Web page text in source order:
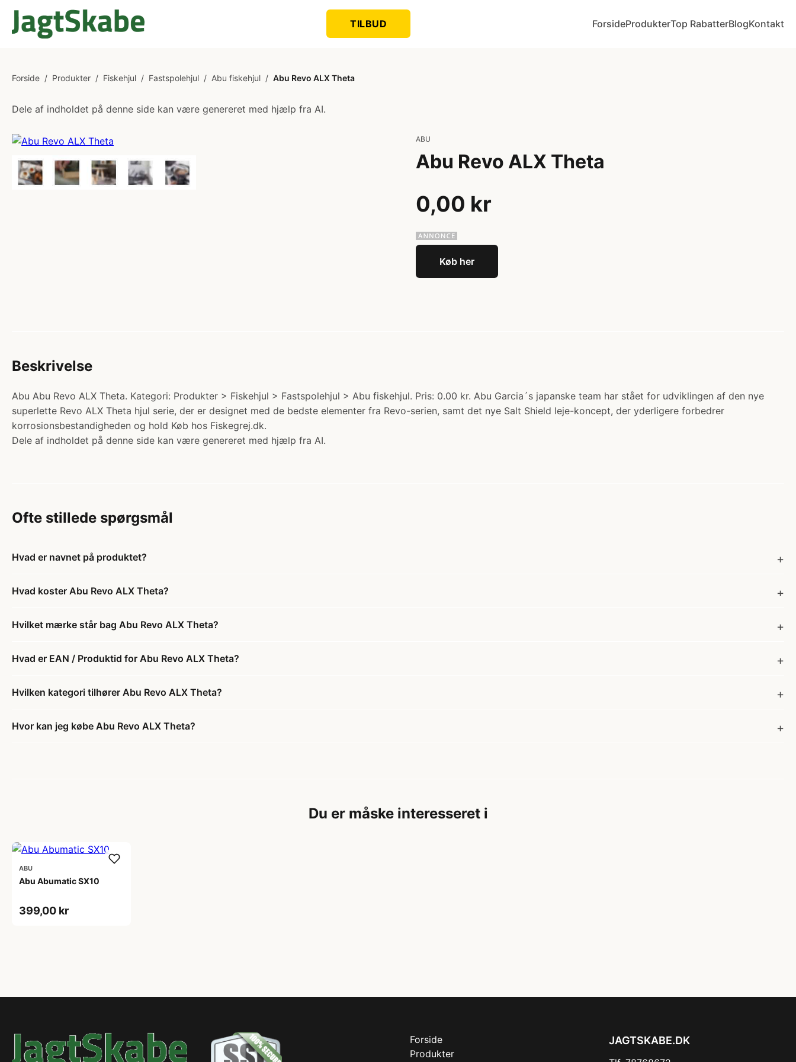
TILBUD ForsideProdukterTop RabatterBlogKontakt
Forside / Produkter / Fiskehjul / Fastspolehjul / Abu fiskehjul / Abu Revo ALX Theta
Dele af indholdet på denne side kan være genereret med hjælp fra AI.
ABU
Abu Revo ALX Theta
0,00 kr
Køb her
Beskrivelse
Abu Abu Revo ALX Theta. Kategori: Produkter > Fiskehjul > Fastspolehjul > Abu fiskehjul. Pris: 0.00 kr. Abu Garcia´s japanske team har stået for udviklingen af den nye
superlette Revo ALX Theta hjul serie, der er designet med de bedste elementer fra Revo-serien, samt det nye Salt Shield leje-koncept, der yderligere forbedrer
korrosionsbestandigheden og hold Køb hos Fiskegrej.dk.
Dele af indholdet på denne side kan være genereret med hjælp fra AI.
Ofte stillede spørgsmål
Hvad er navnet på produktet?
Hvad koster Abu Revo ALX Theta?
Hvilket mærke står bag Abu Revo ALX Theta?
Hvad er EAN / Produktid for Abu Revo ALX Theta?
Hvilken kategori tilhører Abu Revo ALX Theta?
Hvor kan jeg købe Abu Revo ALX Theta?
Du er måske interesseret i
ABU
Abu Abumatic SX10
399,00 kr
Forside
Produkter
JAGTSKABE.DK